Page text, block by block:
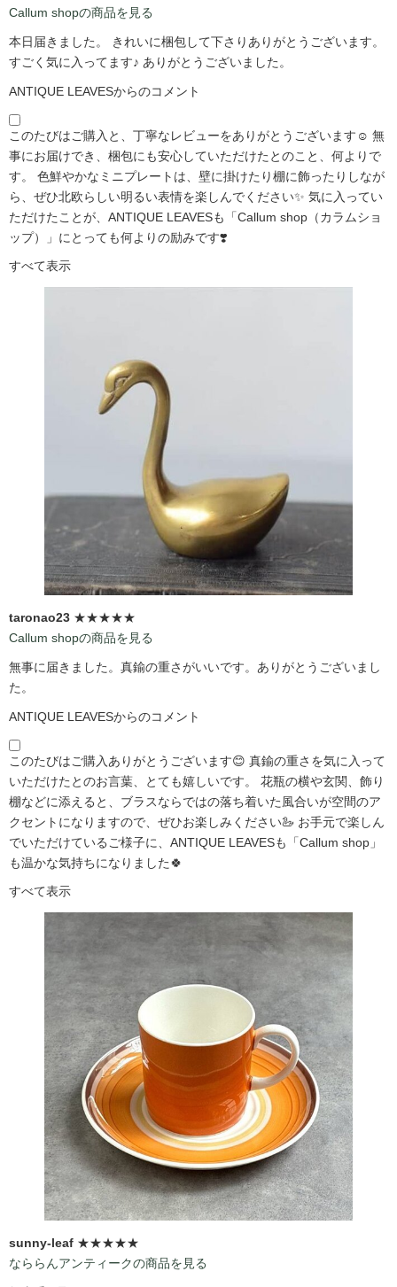
Callum shopの商品を見る
本日届きました。 きれいに梱包して下さりありがとうございます。
すごく気に入ってます♪ ありがとうございました。
ANTIQUE LEAVESからのコメント
このたびはご購入と、丁寧なレビューをありがとうございます☺️ 無
事にお届けでき、梱包にも安心していただけたとのこと、何よりで
す。 色鮮やかなミニプレートは、壁に掛けたり棚に飾ったりしなが
ら、ぜひ北欧らしい明るい表情を楽しんでください✨ 気に入ってい
ただけたことが、ANTIQUE LEAVESも「Callum shop（カラムショ
ップ）」にとっても何よりの励みです❣️
すべて表示
taronao23 ★★★★★
Callum shopの商品を見る
無事に届きました。真鍮の重さがいいです。ありがとうございまし
た。
ANTIQUE LEAVESからのコメント
このたびはご購入ありがとうございます😊 真鍮の重さを気に入って
いただけたとのお言葉、とても嬉しいです。 花瓶の横や玄関、飾り
棚などに添えると、ブラスならではの落ち着いた風合いが空間のア
クセントになりますので、ぜひお楽しみください🦢 お手元で楽しん
でいただけているご様子に、ANTIQUE LEAVESも「Callum shop」
も温かな気持ちになりました🍀
すべて表示
sunny-leaf ★★★★★
なららんアンティークの商品を見る